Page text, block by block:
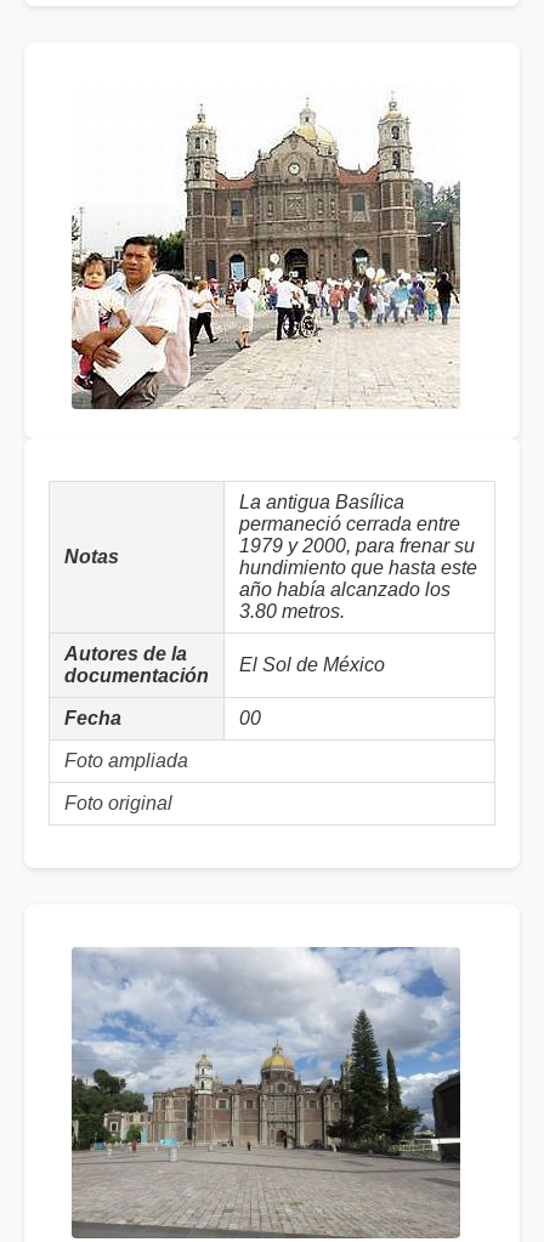
Notas
La antigua Basílica
permaneció cerrada entre
1979 y 2000, para frenar su
hundimiento que hasta este
año había alcanzado los
3.80 metros.
Autores de la
documentación
El Sol de México
Fecha 00
Foto ampliada
Foto original